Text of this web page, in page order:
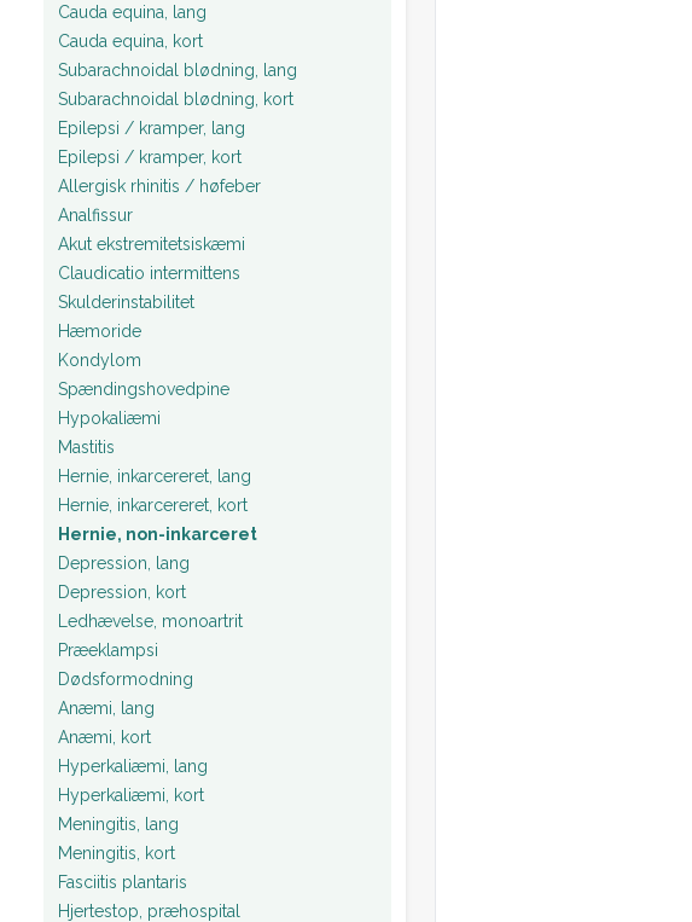
Cauda equina, lang
Cauda equina, kort
Subarachnoidal blødning, lang
Subarachnoidal blødning, kort
Epilepsi / kramper, lang
Epilepsi / kramper, kort
Allergisk rhinitis / høfeber
Analfissur
Akut ekstremitetsiskæmi
Claudicatio intermittens
Skulderinstabilitet
Hæmoride
Kondylom
Spændingshovedpine
Hypokaliæmi
Mastitis
Hernie, inkarcereret, lang
Hernie, inkarcereret, kort
Hernie, non-inkarceret
Depression, lang
Depression, kort
Ledhævelse, monoartrit
Præeklampsi
Dødsformodning
Anæmi, lang
Anæmi, kort
Hyperkaliæmi, lang
Hyperkaliæmi, kort
Meningitis, lang
Meningitis, kort
Fasciitis plantaris
Hjertestop, præhospital